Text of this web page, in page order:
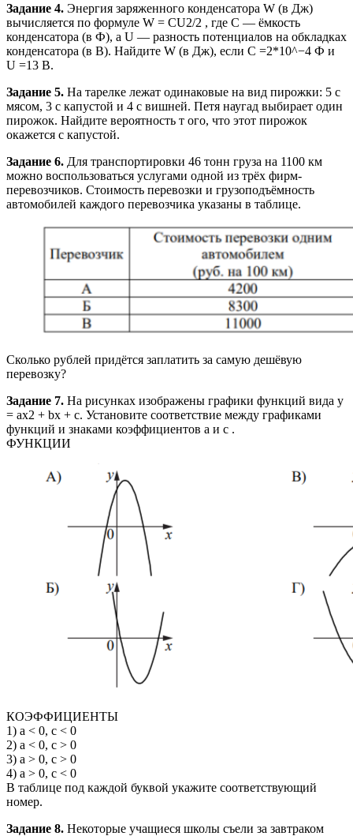
Задание 4. Энергия заряженного конденсатора W (в Дж)
вычисляется по формуле W = CU2/2 , где C — ёмкость
конденсатора (в Ф), а U — разность потенциалов на обкладках
конденсатора (в В). Найдите W (в Дж), если C =2*10^−4 Ф и
U =13 В.
Задание 5. На тарелке лежат одинаковые на вид пирожки: 5 с
мясом, 3 с капустой и 4 с вишней. Петя наугад выбирает один
пирожок. Найдите вероятность т ого, что этот пирожок
окажется с капустой.
Задание 6. Для транспортировки 46 тонн груза на 1100 км
можно воспользоваться услугами одной из трёх фирм-
перевозчиков. Стоимость перевозки и грузоподъёмность
автомобилей каждого перевозчика указаны в таблице.
Сколько рублей придётся заплатить за самую дешёвую
перевозку?
Задание 7. На рисунках изображены графики функций вида y
= ax2 + bx + c. Установите соответствие между графиками
функций и знаками коэффициентов a и c .
ФУНКЦИИ
КОЭФФИЦИЕНТЫ
1) a < 0, c < 0
2) a < 0, c > 0
3) a > 0, c > 0
4) a > 0, c < 0
В таблице под каждой буквой укажите соответствующий
номер.
Задание 8. Некоторые учащиеся школы съели за завтраком